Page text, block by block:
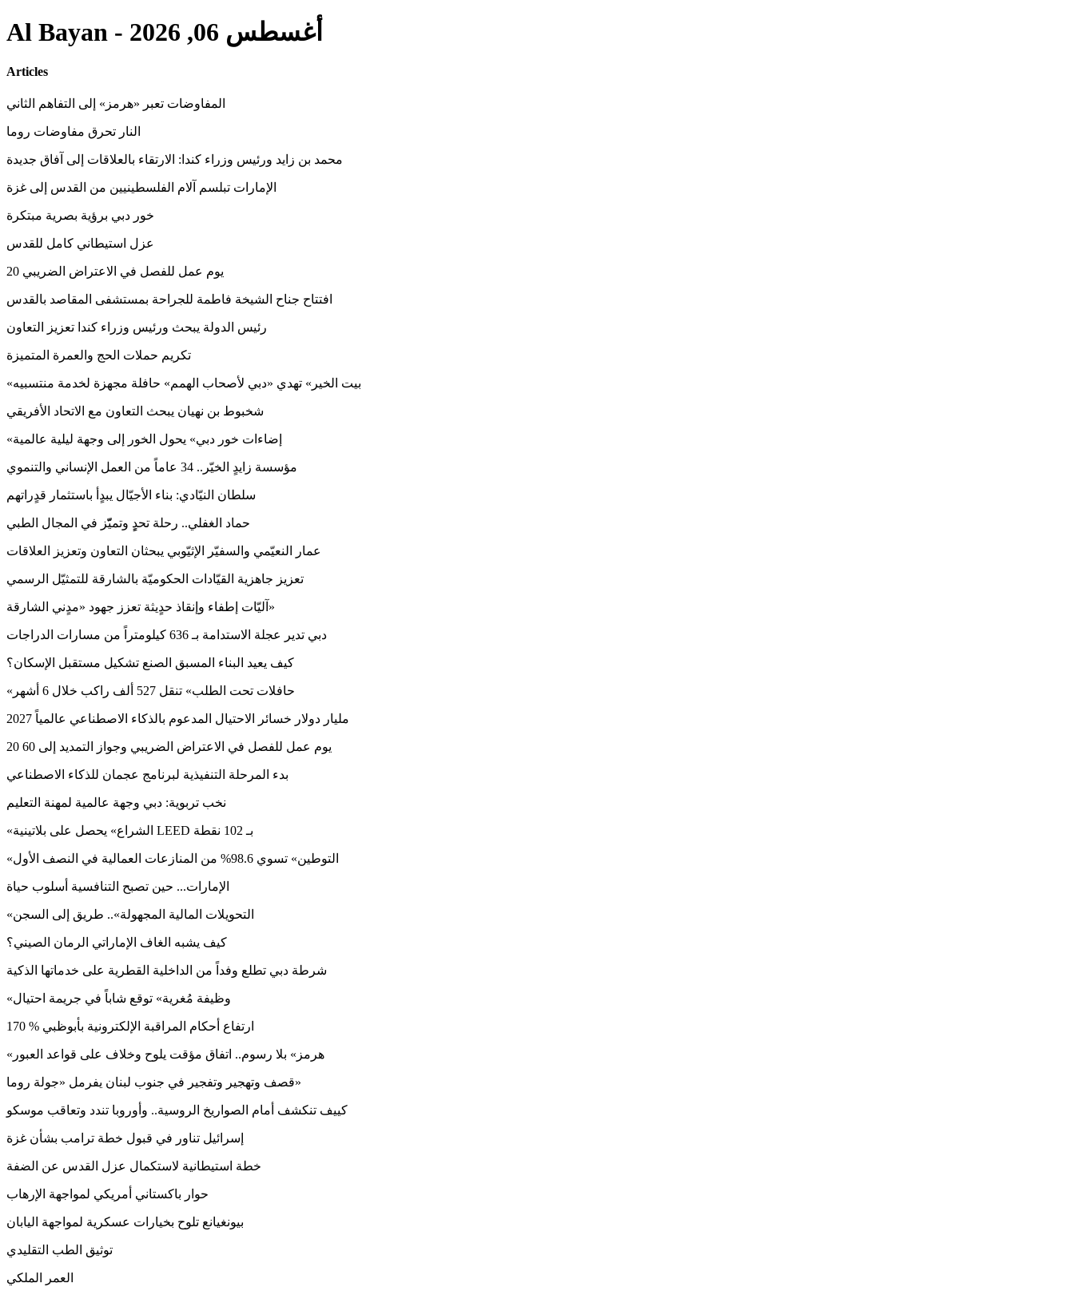
Al Bayan - أغسطس 06, 2026
Articles
المفاوضات تعبر «هرمز» إلى التفاهم الثاني
النار تحرق مفاوضات روما
محمد بن زايد ورئيس وزراء كندا: الارتقاء بالعلاقات إلى آفاق جديدة
الإمارات تبلسم آلام الفلسطينيين من القدس إلى غزة
خور دبي برؤية بصرية مبتكرة
عزل استيطاني كامل للقدس
20 يوم عمل للفصل في الاعتراض الضريبي
افتتاح جناح الشيخة فاطمة للجراحة بمستشفى المقاصد بالقدس
رئيس الدولة يبحث ورئيس وزراء كندا تعزيز التعاون
تكريم حملات الحج والعمرة المتميزة
«بيت الخير» تهدي «دبي لأصحاب الهمم» حافلة مجهزة لخدمة منتسبيه
شخبوط بن نهيان يبحث التعاون مع الاتحاد الأفريقي
«إضاءات خور دبي» يحول الخور إلى وجهة ليلية عالمية
مؤسسة زايدٍ الخيّر.. 34 عاماً من العمل الإنساني والتنموي
سلطان النيّادي: بناء الأجيّال يبدٍأ باستثمار قدٍراتهم
حماد الغفلي.. رحلة تحدٍٍ وتميّّز في المجال الطبي
عمار النعيّمي والسفيّر الإثيّوبي يبحثان التعاون وتعزيز العلاقات
تعزيز جاهزية القيّادات الحكوميّة بالشارقة للتمثيّل الرسمي
آليّات إطفاء وإنقاذ حدٍيثة تعزز جهود «مدٍني الشارقة»
دبي تدير عجلة الاستدامة بـ 636 كيلومتراً من مسارات الدراجات
كيف يعيد البناء المسبق الصنع تشكيل مستقبل الإسكان؟
«حافلات تحت الطلب» تنقل 527 ألف راكب خلال 6 أشهر
مليار دولار خسائر الاحتيال المدعوم بالذكاء الاصطناعي عالمياً 2027
20 يوم عمل للفصل في الاعتراض الضريبي وجواز التمديد إلى 60
بدء المرحلة التنفيذية لبرنامج عجمان للذكاء الاصطناعي
نخب تربوية: دبي وجهة عالمية لمهنة التعليم
«الشراع» يحصل على بلاتينية LEED بـ 102 نقطة
«التوطين» تسوي 98.6% من المنازعات العمالية في النصف الأول
الإمارات... حين تصبح التنافسية أسلوب حياة
«التحويلات المالية المجهولة».. طريق إلى السجن
كيف يشبه الغاف الإماراتي الرمان الصيني؟
شرطة دبي تطلع وفداً من الداخلية القطرية على خدماتها الذكية
«وظيفة مُغرية» توقع شاباً في جريمة احتيال
170 % ارتفاع أحكام المراقبة الإلكترونية بأبوظبي
«هرمز» بلا رسوم.. اتفاق مؤقت يلوح وخلاف على قواعد العبور
قصف وتهجير وتفجير في جنوب لبنان يفرمل «جولة روما»
كييف تنكشف أمام الصواريخ الروسية.. وأوروبا تندد وتعاقب موسكو
إسرائيل تناور في قبول خطة ترامب بشأن غزة
خطة استيطانية لاستكمال عزل القدس عن الضفة
حوار باكستاني أمريكي لمواجهة الإرهاب
بيونغيانع تلوح بخيارات عسكرية لمواجهة اليابان
توثيق الطب التقليدي
العمر الملكي